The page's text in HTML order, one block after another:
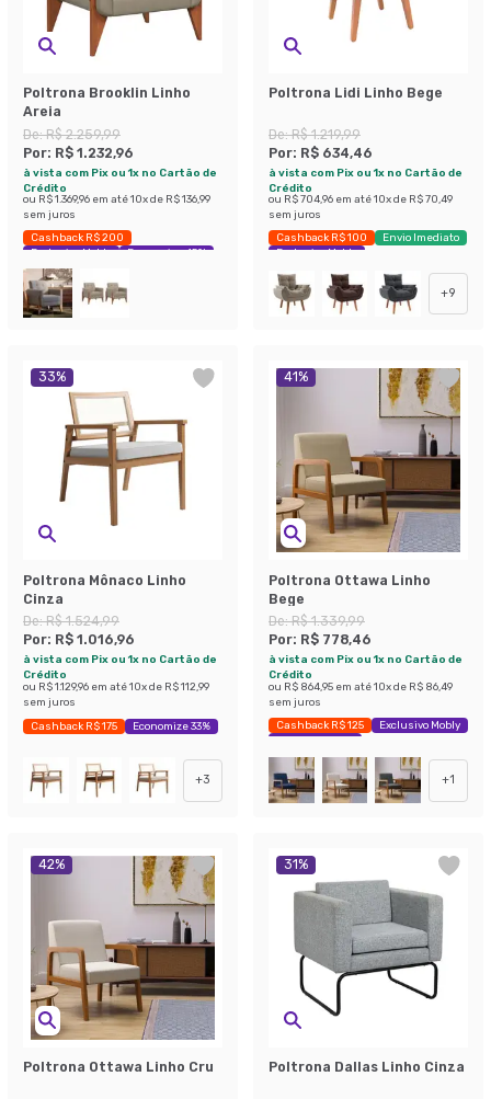
Poltrona Brooklin Linho
Areia
De:R$ 2.259,99
Por: R$ 1.232,96
à vista com Pix ou 1x no Cartão de
Crédito
ou R$ 1.369,96 em até10x de R$ 136,99
sem juros
Cashback R$ 200
Exclusivo Mobly
Economize 45%
Poltrona Lidi Linho Bege
De:R$ 1.219,99
Por: R$ 634,46
à vista com Pix ou 1x no Cartão de
Crédito
ou R$ 704,96 em até10x de R$ 70,49
sem juros
Cashback R$ 100
Envio Imediato
Exclusivo Mobly
+9
33%
Poltrona Mônaco Linho
Cinza
De:R$ 1.524,99
Por: R$ 1.016,96
à vista com Pix ou 1x no Cartão de
Crédito
ou R$ 1.129,96 em até10x de R$ 112,99
sem juros
Cashback R$ 175 Economize 33%
+3
41%
Poltrona Ottawa Linho
Bege
De:R$ 1.339,99
Por: R$ 778,46
à vista com Pix ou 1x no Cartão de
Crédito
ou R$ 864,95 em até10x de R$ 86,49
sem juros
Cashback R$ 125
Exclusivo Mobly
Economize 41%
+1
42%
Poltrona Ottawa Linho Cru
31%
Poltrona Dallas Linho Cinza